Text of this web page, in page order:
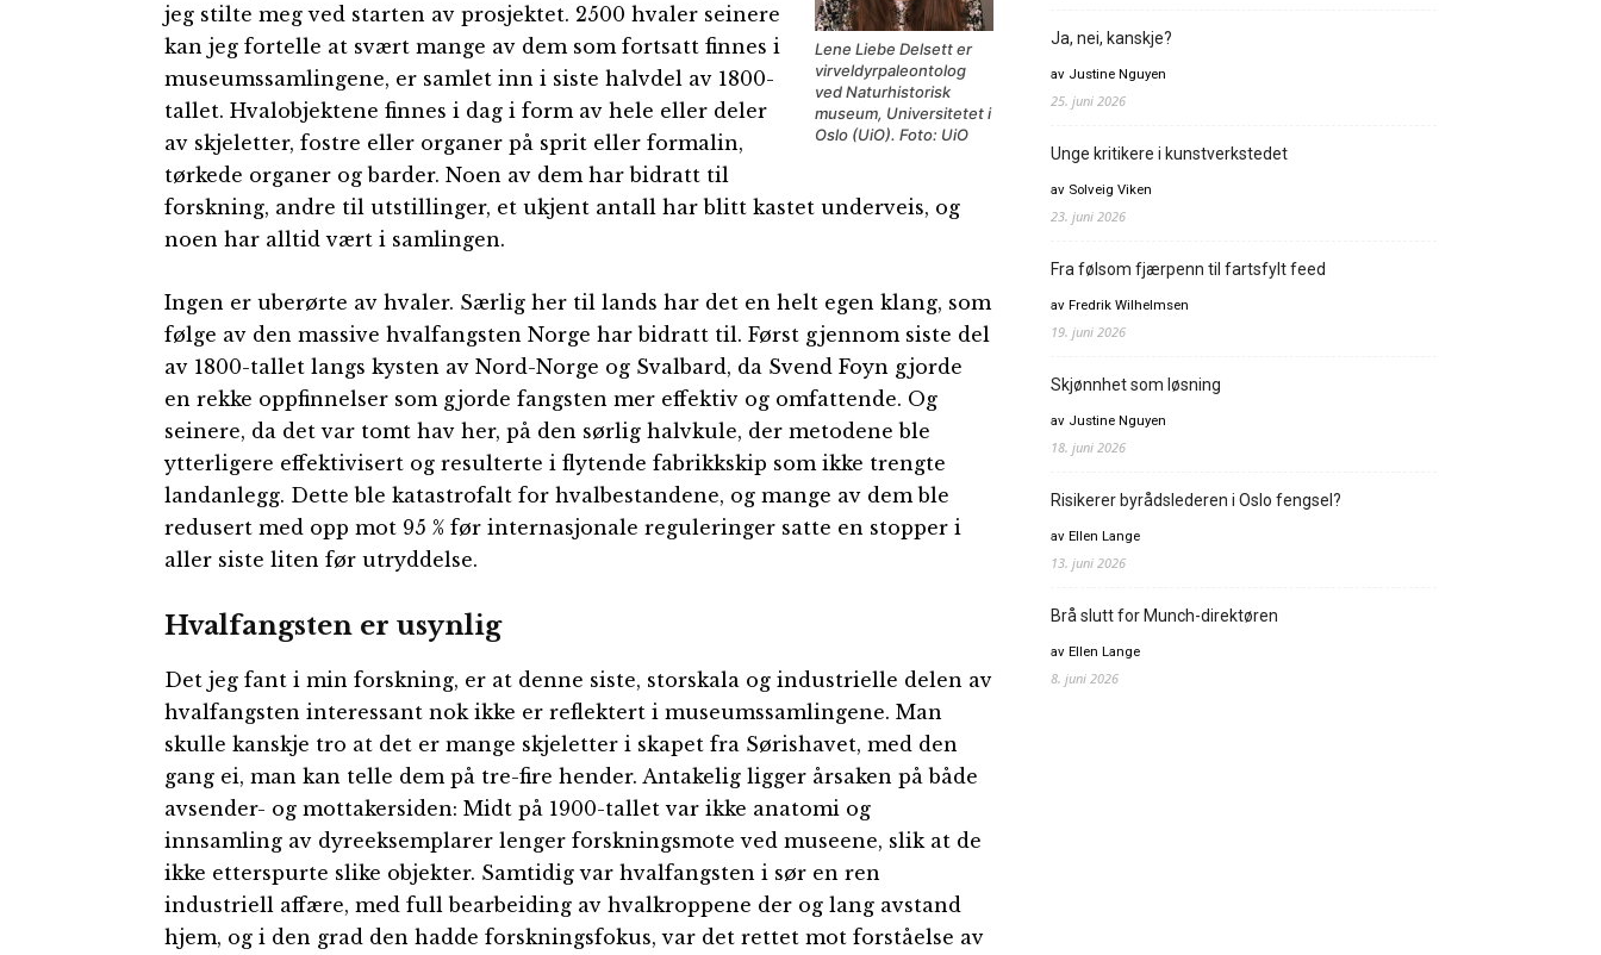
Lene Liebe Delsett er
virveldyrpaleontolog
ved Naturhistorisk
museum, Universitetet i
Oslo (UiO). Foto: UiO
jeg stilte meg ved starten av prosjektet. 2500 hvaler seinere
kan jeg fortelle at svært mange av dem som fortsatt finnes i
museumssamlingene, er samlet inn i siste halvdel av 1800-
tallet. Hvalobjektene finnes i dag i form av hele eller deler
av skjeletter, fostre eller organer på sprit eller formalin,
tørkede organer og barder. Noen av dem har bidratt til
forskning, andre til utstillinger, et ukjent antall har blitt kastet underveis, og
noen har alltid vært i samlingen.
Ingen er uberørte av hvaler. Særlig her til lands har det en helt egen klang, som
følge av den massive hvalfangsten Norge har bidratt til. Først gjennom siste del
av 1800-tallet langs kysten av Nord-Norge og Svalbard, da Svend Foyn gjorde
en rekke oppfinnelser som gjorde fangsten mer effektiv og omfattende. Og
seinere, da det var tomt hav her, på den sørlig halvkule, der metodene ble
ytterligere effektivisert og resulterte i flytende fabrikkskip som ikke trengte
landanlegg. Dette ble katastrofalt for hvalbestandene, og mange av dem ble
redusert med opp mot 95 % før internasjonale reguleringer satte en stopper i
aller siste liten før utryddelse.
Hvalfangsten er usynlig
Det jeg fant i min forskning, er at denne siste, storskala og industrielle delen av
hvalfangsten interessant nok ikke er reflektert i museumssamlingene. Man
skulle kanskje tro at det er mange skjeletter i skapet fra Sørishavet, med den
gang ei, man kan telle dem på tre-fire hender. Antakelig ligger årsaken på både
avsender- og mottakersiden: Midt på 1900-tallet var ikke anatomi og
innsamling av dyreeksemplarer lenger forskningsmote ved museene, slik at de
ikke etterspurte slike objekter. Samtidig var hvalfangsten i sør en ren
industriell affære, med full bearbeiding av hvalkroppene der og lang avstand
hjem, og i den grad den hadde forskningsfokus, var det rettet mot forståelse av
Ja, nei, kanskje?
av Justine Nguyen
25. juni 2026
Unge kritikere i kunstverkstedet
av Solveig Viken
23. juni 2026
Fra følsom fjærpenn til fartsfylt feed
av Fredrik Wilhelmsen
19. juni 2026
Skjønnhet som løsning
av Justine Nguyen
18. juni 2026
Risikerer byrådslederen i Oslo fengsel?
av Ellen Lange
13. juni 2026
Brå slutt for Munch-direktøren
av Ellen Lange
8. juni 2026